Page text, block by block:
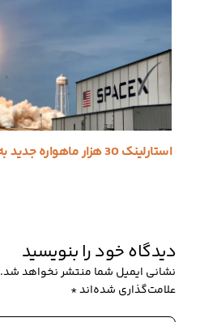
استارلینک 30 هزار ماهواره جدید به فضا می‌فرستد
دیدگاه‌ خود را بنویسید
نشانی ایمیل شما منتشر نخواهد شد.
علامت‌گذاری شده‌اند*